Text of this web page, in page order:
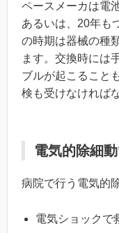
ペースメーカは電
あるいは、20年も
の時期は器械の種
ます。交換時には
ブルが起こること
検も受けなければ
電気的除細
病院で行う電気的
電気ショックで